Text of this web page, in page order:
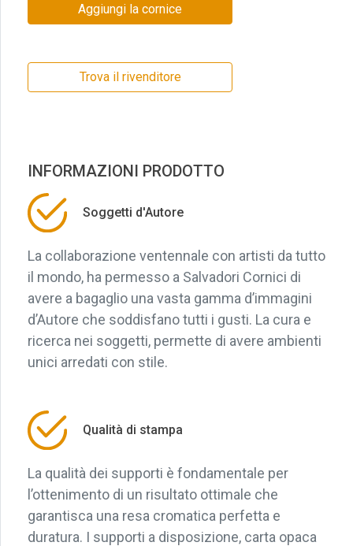
Aggiungi la cornice
Trova il rivenditore
INFORMAZIONI PRODOTTO
Soggetti d'Autore
La collaborazione ventennale con artisti da tutto
il mondo, ha permesso a Salvadori Cornici di
avere a bagaglio una vasta gamma d’immagini
d’Autore che soddisfano tutti i gusti. La cura e
ricerca nei soggetti, permette di avere ambienti
unici arredati con stile.
Qualità di stampa
La qualità dei supporti è fondamentale per
l’ottenimento di un risultato ottimale che
garantisca una resa cromatica perfetta e
duratura. I supporti a disposizione, carta opaca